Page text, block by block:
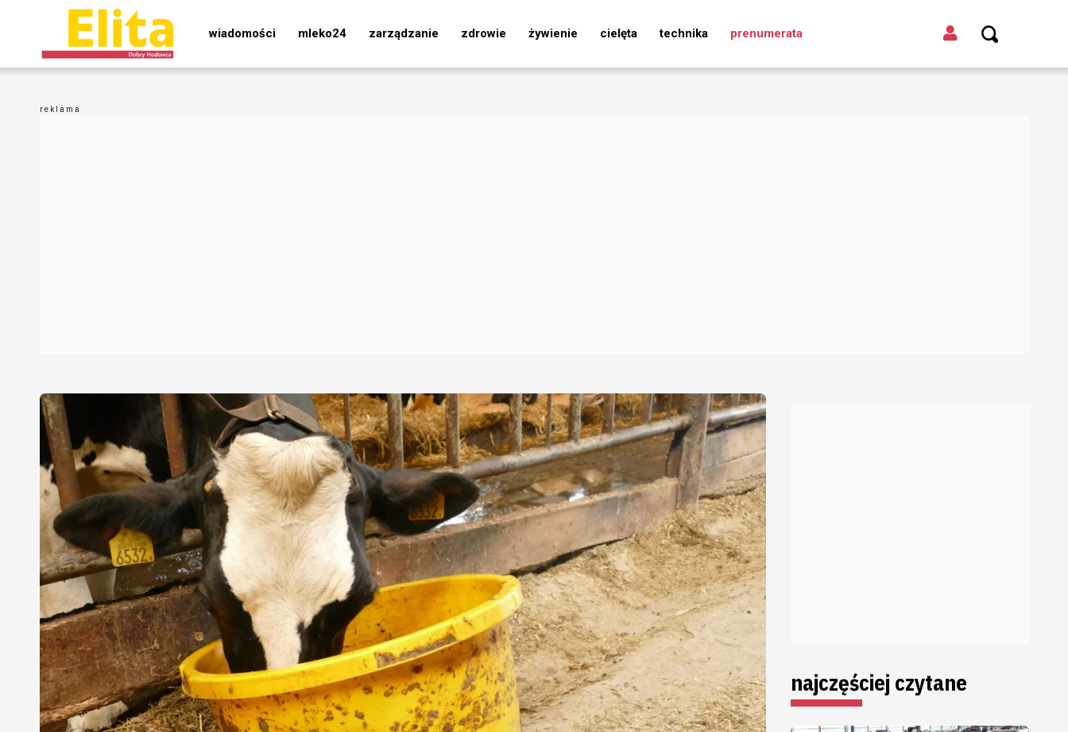
wiadomości mleko24 zarządzanie zdrowie żywienie cielęta technika prenumerata
najczęściej czytane